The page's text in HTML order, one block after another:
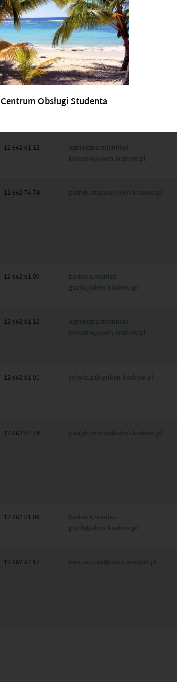
12 662 74 71 malgorzata.grudnik@uken.krakow.pl
kolosek@uken.krakow.pl
12 662 61 12
agnieszka.michniak-
kolosek@uken.krakow.pl
12 662 74 74 patryk.mazur@uken.krakow.pl
12 662 61 09
barbara.stanisz-
guzik@uken.krakow.pl
12 662 61 12
agnieszka.michniak-
kolosek@uken.krakow.pl
12 662 61 01 sylwia.zak@uken.krakow.pl
12 662 74 74 patryk.mazur@uken.krakow.pl
12 662 61 09
barbara.stanisz-
guzik@uken.krakow.pl
12 662 64 17 bartosz.zak@uken.krakow.pl
Centrum Obsługi Studenta